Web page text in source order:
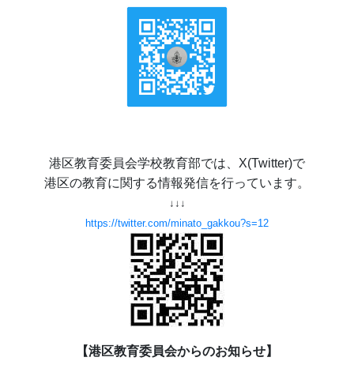
港区教育委員会学校教育部では、X(Twitter)で
港区の教育に関する情報発信を行っています。
↓↓↓
https://twitter.com/minato_gakkou?s=12
【港区教育委員会からのお知らせ】